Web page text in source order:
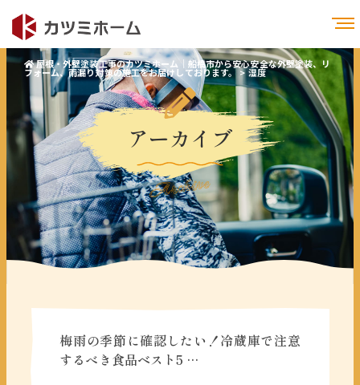
屋根・外壁塗装工事のカツミホーム｜船橋市から安心安全な外壁塗装、リ
フォーム、雨漏り対策の施工をお届けしております。>湿度
アーカイブ
Archive
梅雨の季節に確認したい！冷蔵庫で注意
するべき食品ベスト5 …